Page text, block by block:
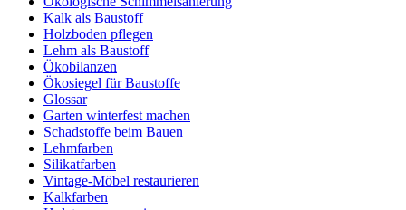
Kalk als Baustoff
Holzboden pflegen
Lehm als Baustoff
Ökobilanzen
Ökosiegel für Baustoffe
Glossar
Garten winterfest machen
Schadstoffe beim Bauen
Lehmfarben
Silikatfarben
Vintage-Möbel restaurieren
Kalkfarben